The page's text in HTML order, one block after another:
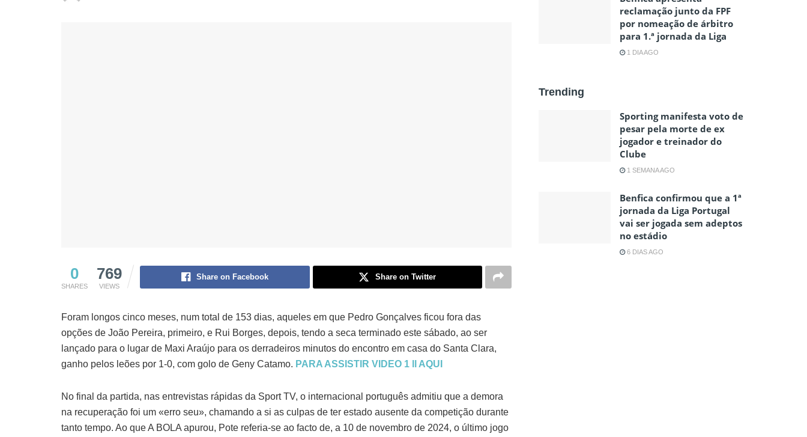
0
SHARES
769
VIEWS
Share on Facebook Share on Twitter
Foram longos cinco meses, num total de 153 dias, aqueles em que Pedro Gonçalves ficou fora das
opções de João Pereira, primeiro, e Rui Borges, depois, tendo a seca terminado este sábado, ao ser
lançado para o lugar de Maxi Araújo para os derradeiros minutos do encontro em casa do Santa Clara,
ganho pelos leões por 1-0, com golo de Geny Catamo. PARA ASSISTIR VIDEO 1 ll AQUI
No final da partida, nas entrevistas rápidas da Sport TV, o internacional português admitiu que a demora
na recuperação foi um «erro seu», chamando a si as culpas de ter estado ausente da competição durante
tanto tempo. Ao que A BOLA apurou, Pote referia-se ao facto de, a 10 de novembro de 2024, o último jogo
reclamação junto da FPF
por nomeação de árbitro
para 1.ª jornada da Liga
1 DIA AGO
Trending
Sporting manifesta voto de
pesar pela morte de ex
jogador e treinador do
Clube
1 SEMANA AGO
Benfica confirmou que a 1ª
jornada da Liga Portugal
vai ser jogada sem adeptos
no estádio
6 DIAS AGO